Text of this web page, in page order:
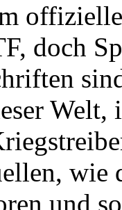
doch
Welt,
wie
und